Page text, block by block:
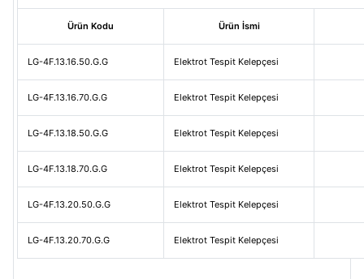
Ürün Kodu Ürün İsmi
LG-4F.13.16.50.G.G Elektrot Tespit Kelepçesi
LG-4F.13.16.70.G.G Elektrot Tespit Kelepçesi
LG-4F.13.18.50.G.G Elektrot Tespit Kelepçesi
LG-4F.13.18.70.G.G Elektrot Tespit Kelepçesi
LG-4F.13.20.50.G.G Elektrot Tespit Kelepçesi
LG-4F.13.20.70.G.G Elektrot Tespit Kelepçesi